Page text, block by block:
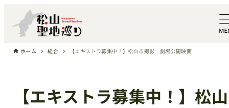
ホーム 総合 【エキストラ募集中！】松山市撮影 劇場公開映画
【エキストラ募集中！】松山